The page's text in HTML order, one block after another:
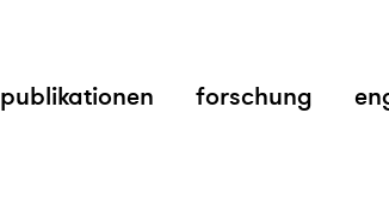
publikationen forschung